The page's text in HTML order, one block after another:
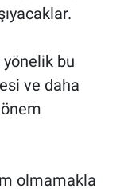
yönelik bu
ve daha
olmamakla